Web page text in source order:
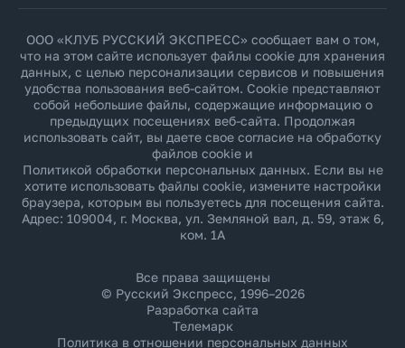
ООО «КЛУБ РУССКИЙ ЭКСПРЕСС» сообщает вам о том,
что на этом сайте использует файлы cookie для хранения
данных, с целью персонализации сервисов и повышения
удобства пользования веб-сайтом. Cookie представляют
собой небольшие файлы, содержащие информацию о
предыдущих посещениях веб-сайта. Продолжая
использовать сайт, вы даете свое согласие на обработку
файлов cookie и
Политикой обработки персональных данных. Если вы не
хотите использовать файлы cookie, измените настройки
браузера, которым вы пользуетесь для посещения сайта.
Адрес: 109004, г. Москва, ул. Земляной вал, д. 59, этаж 6,
ком. 1А
Все права защищены
© Русский Экспресс, 1996–2026
Разработка сайта
Телемарк
Политика в отношении персональных данных